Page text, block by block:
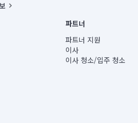
| 인허가번호 : 2016-3220163-14-5-00019 |
울종로-1400(공정거래위원회 정보) |
RHEE
구 율곡로 6(중학동, 트윈트리빌딩) B동 5층
구 수송동 율곡로 24, 7층, 8층 미소
파트너
파트너 지원
이사
이사 청소/입주 청소